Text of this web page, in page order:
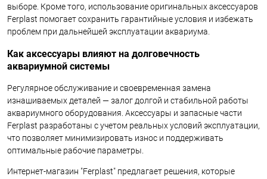
выборе. Кроме того, использование оригинальных аксессуаров
Ferplast помогает сохранить гарантийные условия и избежать
проблем при дальнейшей эксплуатации аквариума.
Как аксессуары влияют на долговечность
аквариумной системы
Регулярное обслуживание и своевременная замена
изнашиваемых деталей — залог долгой и стабильной работы
аквариумного оборудования. Аксессуары и запасные части
Ferplast разработаны с учетом реальных условий эксплуатации,
что позволяет минимизировать износ и поддерживать
оптимальные рабочие параметры.
Интернет-магазин "Ferplast" предлагает решения, которые